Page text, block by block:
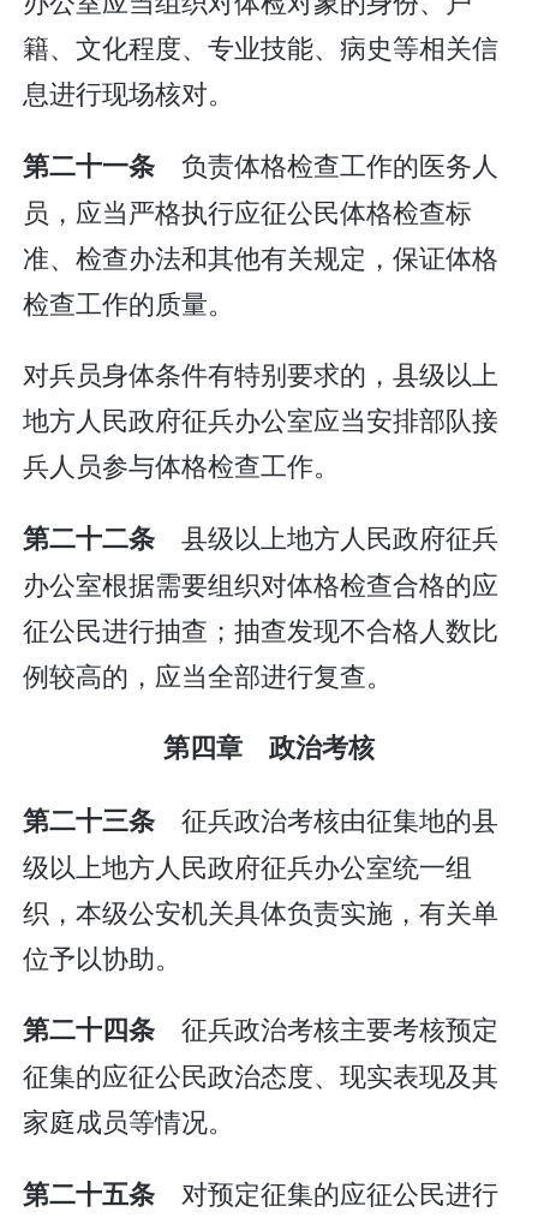
籍、文化程度、专业技能、病史等相关信
息进行现场核对。
第二十一条 负责体格检查工作的医务人
员，应当严格执行应征公民体格检查标
准、检查办法和其他有关规定，保证体格
检查工作的质量。
对兵员身体条件有特别要求的，县级以上
地方人民政府征兵办公室应当安排部队接
兵人员参与体格检查工作。
第二十二条 县级以上地方人民政府征兵
办公室根据需要组织对体格检查合格的应
征公民进行抽查；抽查发现不合格人数比
例较高的，应当全部进行复查。
第四章 政治考核
第二十三条 征兵政治考核由征集地的县
级以上地方人民政府征兵办公室统一组
织，本级公安机关具体负责实施，有关单
位予以协助。
第二十四条 征兵政治考核主要考核预定
征集的应征公民政治态度、现实表现及其
家庭成员等情况。
第二十五条 对预定征集的应征公民进行